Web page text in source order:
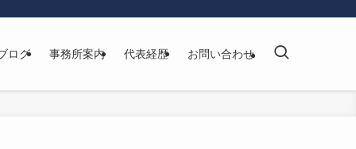
ログ 事務所案内 代表経歴 お問い合わせ